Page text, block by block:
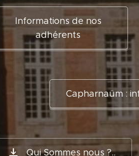
Informations de nos
adhérents
Capharnaüm :
Qui Sommes nous ?..